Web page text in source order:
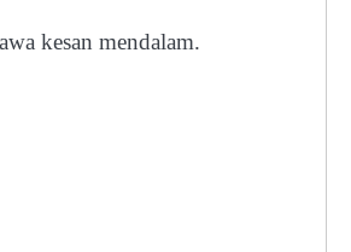
kesan mendalam.